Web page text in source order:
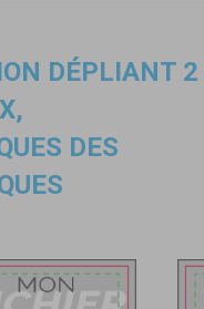
DÉPLIANT 2
,
DES